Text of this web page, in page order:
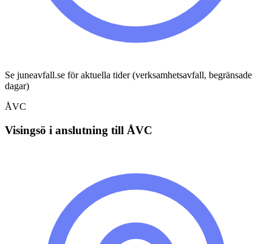
Se juneavfall.se för aktuella tider (verksamhetsavfall, begränsade
dagar)
ÅVC
Visingsö i anslutning till ÅVC